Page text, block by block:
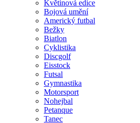
Květinová edice
Bojová umění
Americký futbal
Bežky
Biatlon
Cyklistika
Discgolf
Eisstock
Futsal
Gymnastika
Motorsport
Nohejbal
Petanque
Tanec